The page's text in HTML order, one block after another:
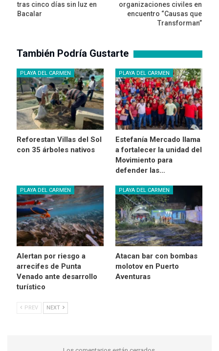
tras cinco días sin luz en
Bacalar
organizaciones civiles en
encuentro “Causas que
Transforman”
También Podría Gustarte
PLAYA DEL CARMEN
Reforestan Villas del Sol
con 35 árboles nativos
PLAYA DEL CARMEN
Estefanía Mercado llama
a fortalecer la unidad del
Movimiento para
defender las…
PLAYA DEL CARMEN
Alertan por riesgo a
arrecifes de Punta
Venado ante desarrollo
turístico
PLAYA DEL CARMEN
Atacan bar con bombas
molotov en Puerto
Aventuras
PREV NEXT